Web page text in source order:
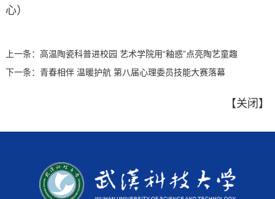
心）
上一条： 高温陶瓷科普进校园 艺术学院用“釉惑”点亮陶艺童趣
下一条： 青春相伴 温暖护航 第八届心理委员技能大赛落幕
【关闭 】